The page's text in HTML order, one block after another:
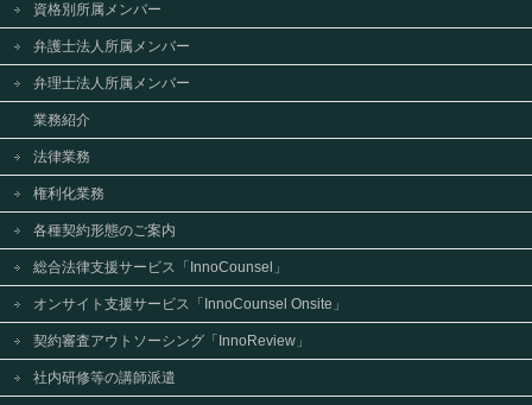
資格別所属メンバー
弁護士法人所属メンバー
弁理士法人所属メンバー
業務紹介
法律業務
権利化業務
各種契約形態のご案内
総合法律支援サービス「InnoCounsel」
オンサイト支援サービス「InnoCounsel Onsite」
契約審査アウトソーシング「InnoReview」
社内研修等の講師派遣